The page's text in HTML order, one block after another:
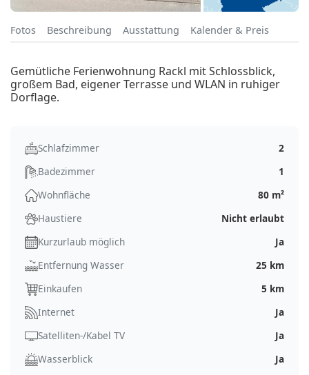
Fotos Beschreibung Ausstattung Kalender & Preis
Gemütliche Ferienwohnung Rackl mit Schlossblick,
großem Bad, eigener Terrasse und WLAN in ruhiger
Dorflage.
Schlafzimmer
2
Badezimmer
1
Wohnfläche
80 m²
Haustiere
Nicht erlaubt
Kurzurlaub möglich
Ja
Entfernung Wasser
25 km
Einkaufen
5 km
Internet
Ja
Satelliten-/Kabel TV
Ja
Wasserblick
Ja